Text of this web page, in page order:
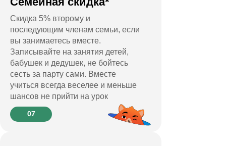
Скидка 5% второму и
последующим членам семьи, если
вы занимаетесь вместе.
Записывайте на занятия детей,
бабушек и дедушек, не бойтесь
сесть за парту сами. Вместе
учиться всегда веселее и меньше
шансов не прийти на урок
07